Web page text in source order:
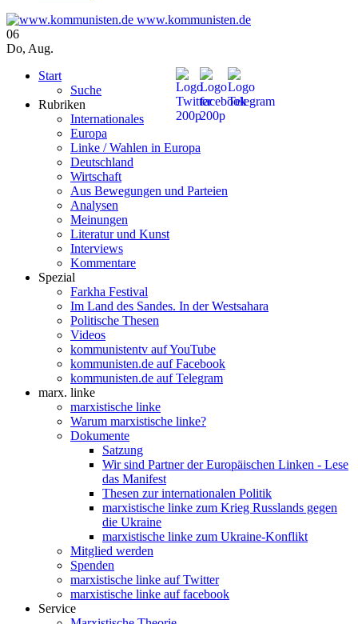
www.kommunisten.de
06
Do, Aug.
Start
Suche
Rubriken
Internationales
Europa
Linke / Wahlen in Europa
Deutschland
Wirtschaft
Aus Bewegungen und Parteien
Analysen
Meinungen
Literatur und Kunst
Interviews
Kommentare
Spezial
Farkha Festival
Im Land des Sandes. In der Westsahara
Politische Thesen
Videos
kommunistentv auf YouTube
kommunisten.de auf Facebook
kommunisten.de auf Telegram
marx. linke
marxistische linke
Warum marxistische linke?
Dokumente
Satzung
Wir sind Partner der Europäischen Linken - Lese
das Manifest
Thesen zur internationalen Politik
marxistische linke zum Krieg Russlands gegen
die Ukraine
marxistische linke zum Ukraine-Konflikt
Mitglied werden
Spenden
marxistische linke auf Twitter
marxistische linke auf facebook
Service